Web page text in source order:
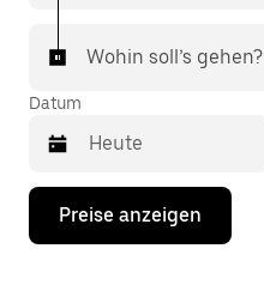
Wohin soll’s gehen?
Datum
Drücke
Nach-
Preise anzeigen